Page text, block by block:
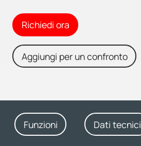
Richiedi ora
Aggiungi per un confronto
Funzioni Dati tecnici